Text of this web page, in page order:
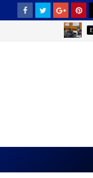
EDUCACÃO